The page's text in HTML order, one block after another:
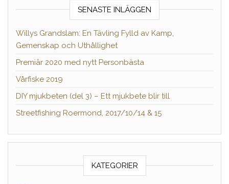
SENASTE INLÄGGEN
Willys Grandslam: En Tävling Fylld av Kamp,
Gemenskap och Uthållighet
Premiär 2020 med nytt Personbästa
Vårfiske 2019
DIY mjukbeten (del 3) – Ett mjukbete blir till
Streetfishing Roermond, 2017/10/14 & 15
KATEGORIER